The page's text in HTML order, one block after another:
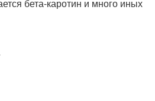
бета-каротин и много иных